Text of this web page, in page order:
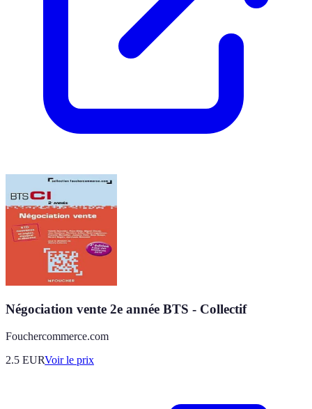
Négociation vente 2e année BTS - Collectif
Fouchercommerce.com
2.5 EURVoir le prix